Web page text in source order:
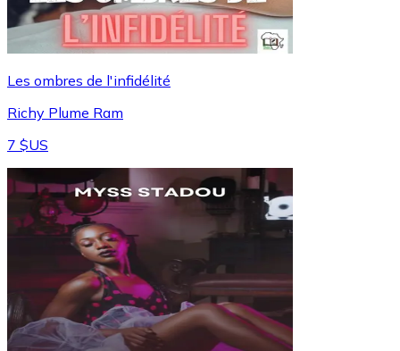
Les ombres de l'infidélité
Richy Plume Ram
7 $US